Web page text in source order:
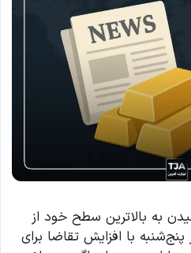
به بالاترین سطح خود از
پنج‌شنبه با افزایش تقاضا برای